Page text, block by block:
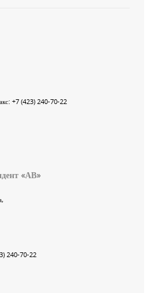
+7 (423) 240-70-22
«АВ»
240-70-22